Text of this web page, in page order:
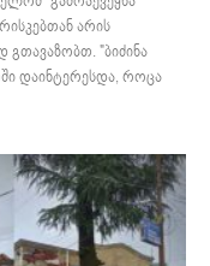
არის
გთავაზობთ. "ბიძინა
დაინტერესდა, როცა